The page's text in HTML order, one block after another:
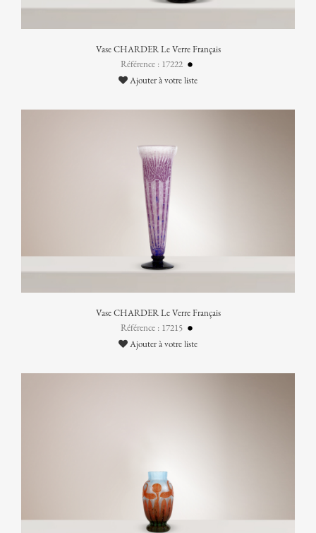
Vase CHARDER Le Verre Français
Référence : 17222
Ajouter à votre liste
Vase CHARDER Le Verre Français
Référence : 17215
Ajouter à votre liste